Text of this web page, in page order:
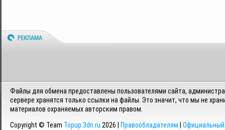
Файлы для обмена предоставлены пользователями сайта,
сервере хранятся только ссылки на файлы. Это значит, что мы не
материалов охраняемых авторским правом.
Copyright © Team Topup.3dn.ru 2026 | Правообладателям Официальный